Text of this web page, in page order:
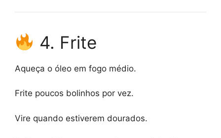
4. Frite
Aqueça o óleo em fogo médio.
Frite poucos bolinhos por vez.
Vire quando estiverem dourados.